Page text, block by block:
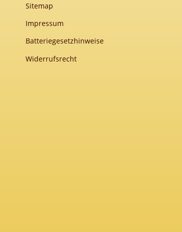
Sitemap
Impressum
Batteriegesetzhinweise
Widerrufsrecht